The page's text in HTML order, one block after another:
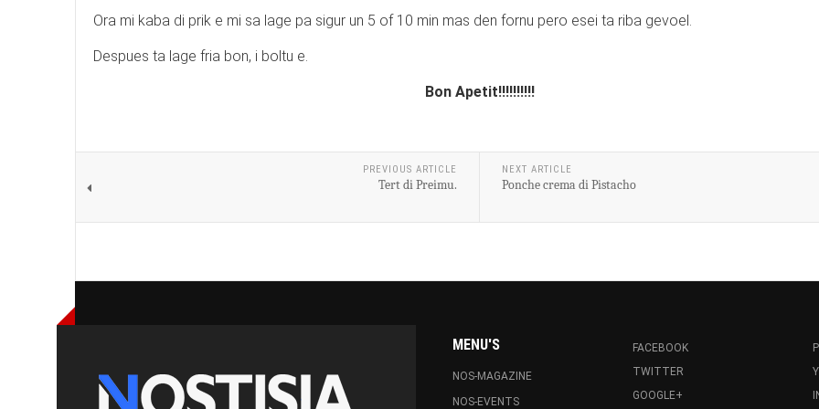
Ora mi kaba di prik e mi sa lage pa sigur un 5 of 10 min mas den fornu pero esei ta riba gevoel.
Despues ta lage fria bon, i boltu e.
Bon Apetit!!!!!!!!!!
PREVIOUS ARTICLE
Tert di Preimu.
NEXT ARTICLE
Ponche crema di Pistacho
MENU'S
NOS-MAGAZINE
NOS-EVENTS
FACEBOOK
TWITTER
GOOGLE+